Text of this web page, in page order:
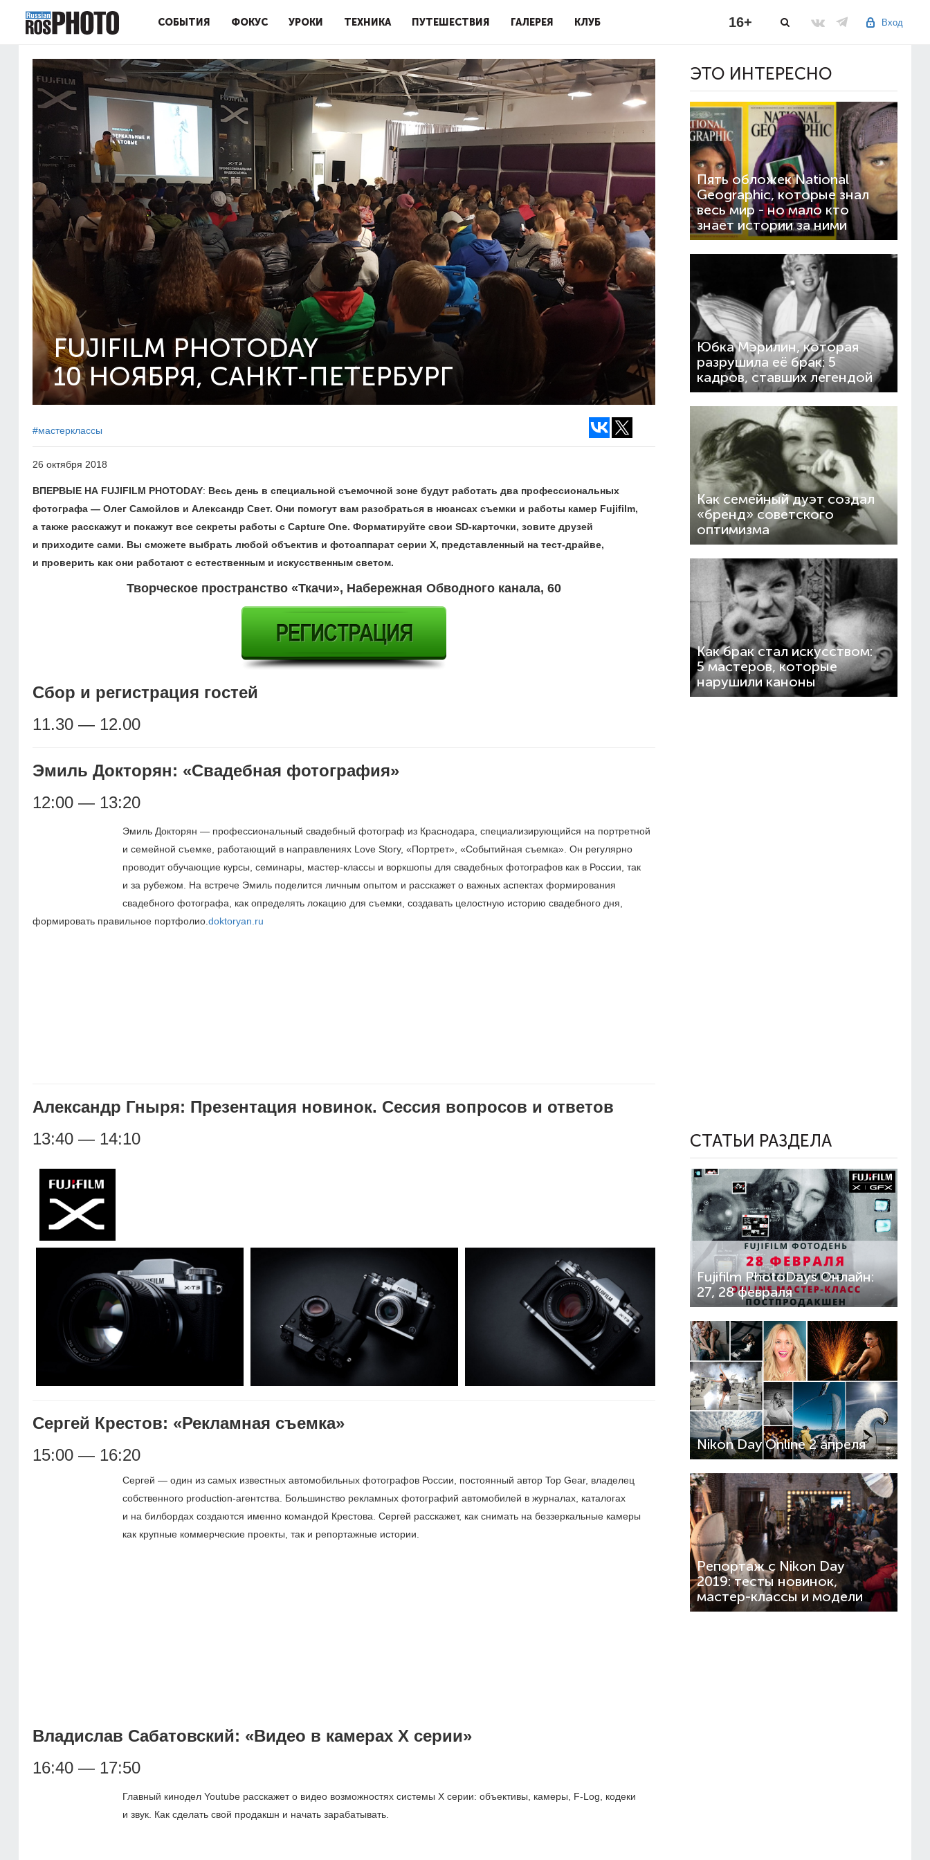
СОБЫТИЯ ФОКУС УРОКИ ТЕХНИКА ПУТЕШЕСТВИЯ ГАЛЕРЕЯ КЛУБ Вход
16+
FUJIFILM PHOTODAY
10 НОЯБРЯ, САНКТ-ПЕТЕРБУРГ
#мастерклассы
26 октября 2018
ВПЕРВЫЕ НА FUJIFILM PHOTODAY: Весь день в специальной съемочной зоне будут работать два профессиональных
фотографа — Олег Самойлов и Александр Свет. Они помогут вам разобраться в нюансах съемки и работы камер Fujifilm,
а также расскажут и покажут все секреты работы с Capture One. Форматируйте свои SD-карточки, зовите друзей
и приходите сами. Вы сможете выбрать любой объектив и фотоаппарат серии Х, представленный на тест-драйве,
и проверить как они работают с естественным и искусственным светом.
Творческое пространство «Ткачи», Набережная Обводного канала, 60
Cбор и регистрация гостей
11.30 — 12.00
Эмиль Докторян: «Свадебная фотография»
12:00 — 13:20
Эмиль Докторян — профессиональный свадебный фотограф из Краснодара, специализирующийся на портретной
и семейной съемке, работающий в направлениях Love Story, «Портрет», «Событийная съемка». Он регулярно
проводит обучающие курсы, семинары, мастер-классы и воркшопы для свадебных фотографов как в России, так
и за рубежом. На встрече Эмиль поделится личным опытом и расскажет о важных аспектах формирования
свадебного фотографа, как определять локацию для съемки, создавать целостную историю свадебного дня,
формировать правильное портфолио. doktoryan.ru
Александр Гныря: Презентация новинок. Сессия вопросов и ответов
13:40 — 14:10
Сергей Крестов: «Рекламная съемка»
15:00 — 16:20
Сергей — один из самых известных автомобильных фотографов России, постоянный автор Top Gear, владелец
собственного production-агентства. Большинство рекламных фотографий автомобилей в журналах, каталогах
и на билбордах создаются именно командой Крестова. Сергей расскажет, как снимать на беззеркальные камеры
как крупные коммерческие проекты, так и репортажные истории.
Владислав Сабатовский: «Видео в камерах Х серии»
16:40 — 17:50
Главный кинодел Youtube расскажет о видео возможностях системы Х серии: объективы, камеры, F-Log, кодеки
и звук. Как сделать свой продакшн и начать зарабатывать.
ЭТО ИНТЕРЕСНО
Пять обложек National
Geographic, которые знал
весь мир - но мало кто
знает истории за ними
Юбка Мэрилин, которая
разрушила её брак: 5
кадров, ставших легендой
Как семейный дуэт создал
«бренд» советского
оптимизма
Как брак стал искусством:
5 мастеров, которые
нарушили каноны
СТАТЬИ РАЗДЕЛА
Fujifilm PhotoDays Онлайн:
27, 28 февраля
Nikon Day Online 2 апреля
Репортаж с Nikon Day
2019: тесты новинок,
мастер-классы и модели